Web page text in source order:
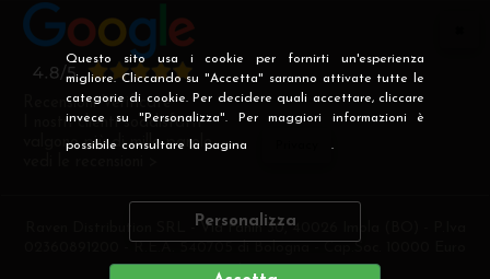
Questo sito usa i cookie per fornirti un'esperienza
migliore. Cliccando su "Accetta" saranno attivate tutte le
categorie di cookie. Per decidere quali accettare, cliccare
invece su "Personalizza". Per maggiori informazioni è
possibile consultare la pagina .
Personalizza
Recensioni Verificate
I nostri clienti soddisfatti
valgono più di mille parole
Raven Distribution SRL - Via Fanin 30, 40026 Imola (BO) - P.Iva
i.v